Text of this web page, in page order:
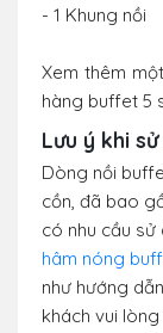
- 1 Khung nồi
Xem thêm
hàng buffet 5
Lưu ý khi
Dòng nồi
cồn, đã bao
có nhu cầu sử
hâm nóng
như hướng
khách vui